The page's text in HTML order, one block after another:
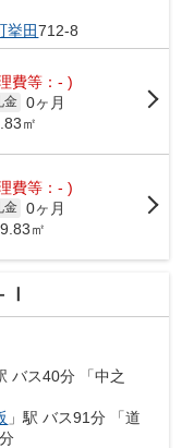
挙田712-8
費等：- )
金 0ヶ月
㎡
費等：- )
金 0ヶ月
㎡
Ⅰ
バス40分 「中之
」駅 バス91分 「道